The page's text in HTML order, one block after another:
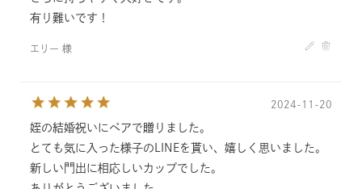
有り難いです！
エリー 様
2024-11-20
姪の結婚祝いにペアで贈りました。
とても気に入った様子のLINEを貰い、嬉しく思いました。
新しい門出に相応しいカップでした。